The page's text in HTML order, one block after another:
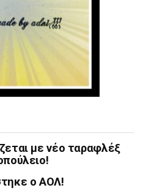
με νέο ταραφλέξ
ο ΑΟΛ!